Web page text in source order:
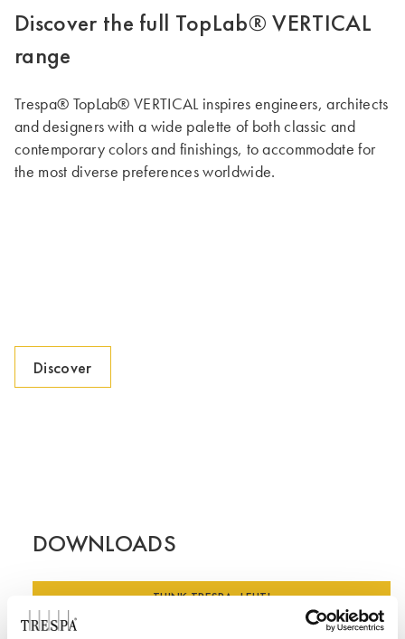
Discover the full TopLab® VERTICAL
range
Trespa® TopLab® VERTICAL inspires engineers, architects
and designers with a wide palette of both classic and
contemporary colors and finishings, to accommodate for
the most diverse preferences worldwide.
Discover
DOWNLOADS
THINK TRESPA -LEHTI